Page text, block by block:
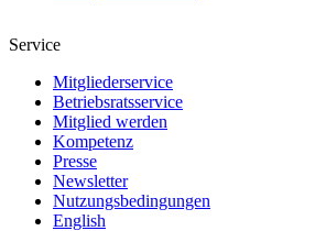
Service
Mitgliederservice
Betriebsratsservice
Mitglied werden
Kompetenz
Presse
Newsletter
Nutzungsbedingungen
English